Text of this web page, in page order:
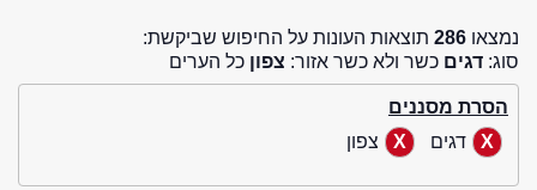
נמצאו 286 תוצאות העונות על החיפוש שביקשת:
סוג: דגים כשר ולא כשר אזור: צפון כל הערים
הסרת מסננים
דגים
צפון